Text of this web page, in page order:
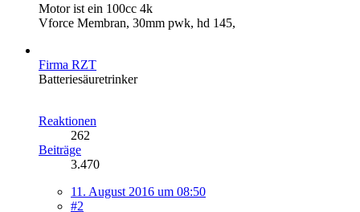
Motor ist ein 100cc 4k
Vforce Membran, 30mm pwk, hd 145,
Firma RZT
Batteriesäuretrinker
Reaktionen
262
Beiträge
3.470
11. August 2016 um 08:50
#2